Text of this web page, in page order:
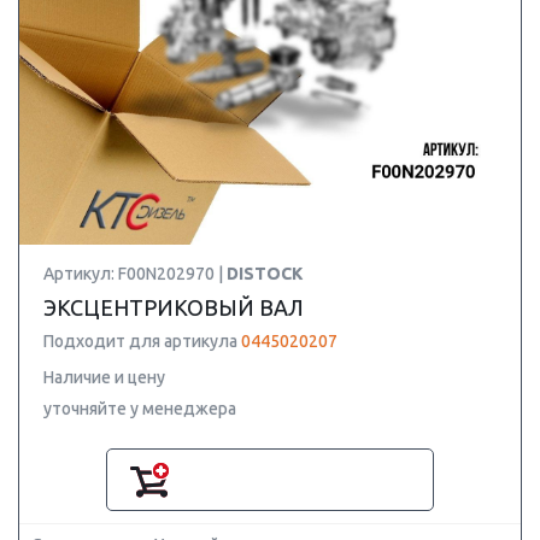
Артикул: F00N202970 | DISTOCK
ЭКСЦЕНТРИКОВЫЙ ВАЛ
Подходит для артикула 0445020207
Наличие и цену
уточняйте у менеджера